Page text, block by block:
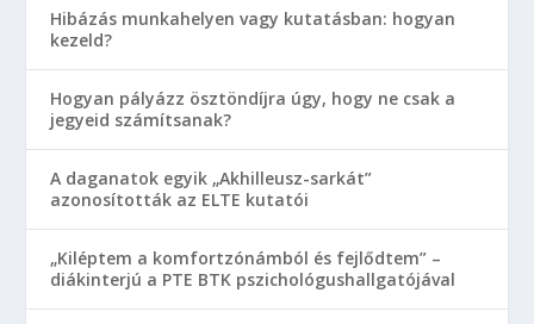
Hibázás munkahelyen vagy kutatásban: hogyan
kezeld?
Hogyan pályázz ösztöndíjra úgy, hogy ne csak a
jegyeid számítsanak?
A daganatok egyik „Akhilleusz-sarkát”
azonosították az ELTE kutatói
„Kiléptem a komfortzónámból és fejlődtem” –
diákinterjú a PTE BTK pszichológushallgatójával